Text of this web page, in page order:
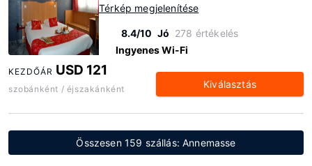
Térkép megjelenítése
8.4/10 Jó 278 értékelés
Ingyenes Wi-Fi
KEZDŐÁR USD 121
szobánként / éjszakánként Kiválasztás
Összesen 159 szállás: Annemasse